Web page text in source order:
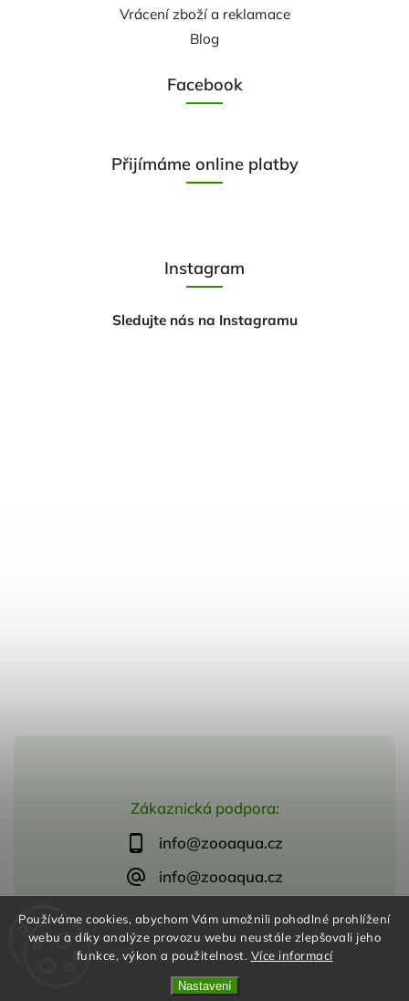
Používáme cookies, abychom Vám umožnili pohodlné prohlížení
webu a díky analýze provozu webu neustále zlepšovali jeho
funkce, výkon a použitelnost. Více informací
Nastavení
Zákaznická podpora:
info@zooaqua.cz
info@zooaqua.cz
Vrácení zboží a reklamace
Blog
Facebook
Přijímáme online platby
Instagram
Sledujte nás na Instagramu
Copyright 2026ZooAqua, s.r.o. Všechna práva vyhrazena.
VytvořilShoptet| Design